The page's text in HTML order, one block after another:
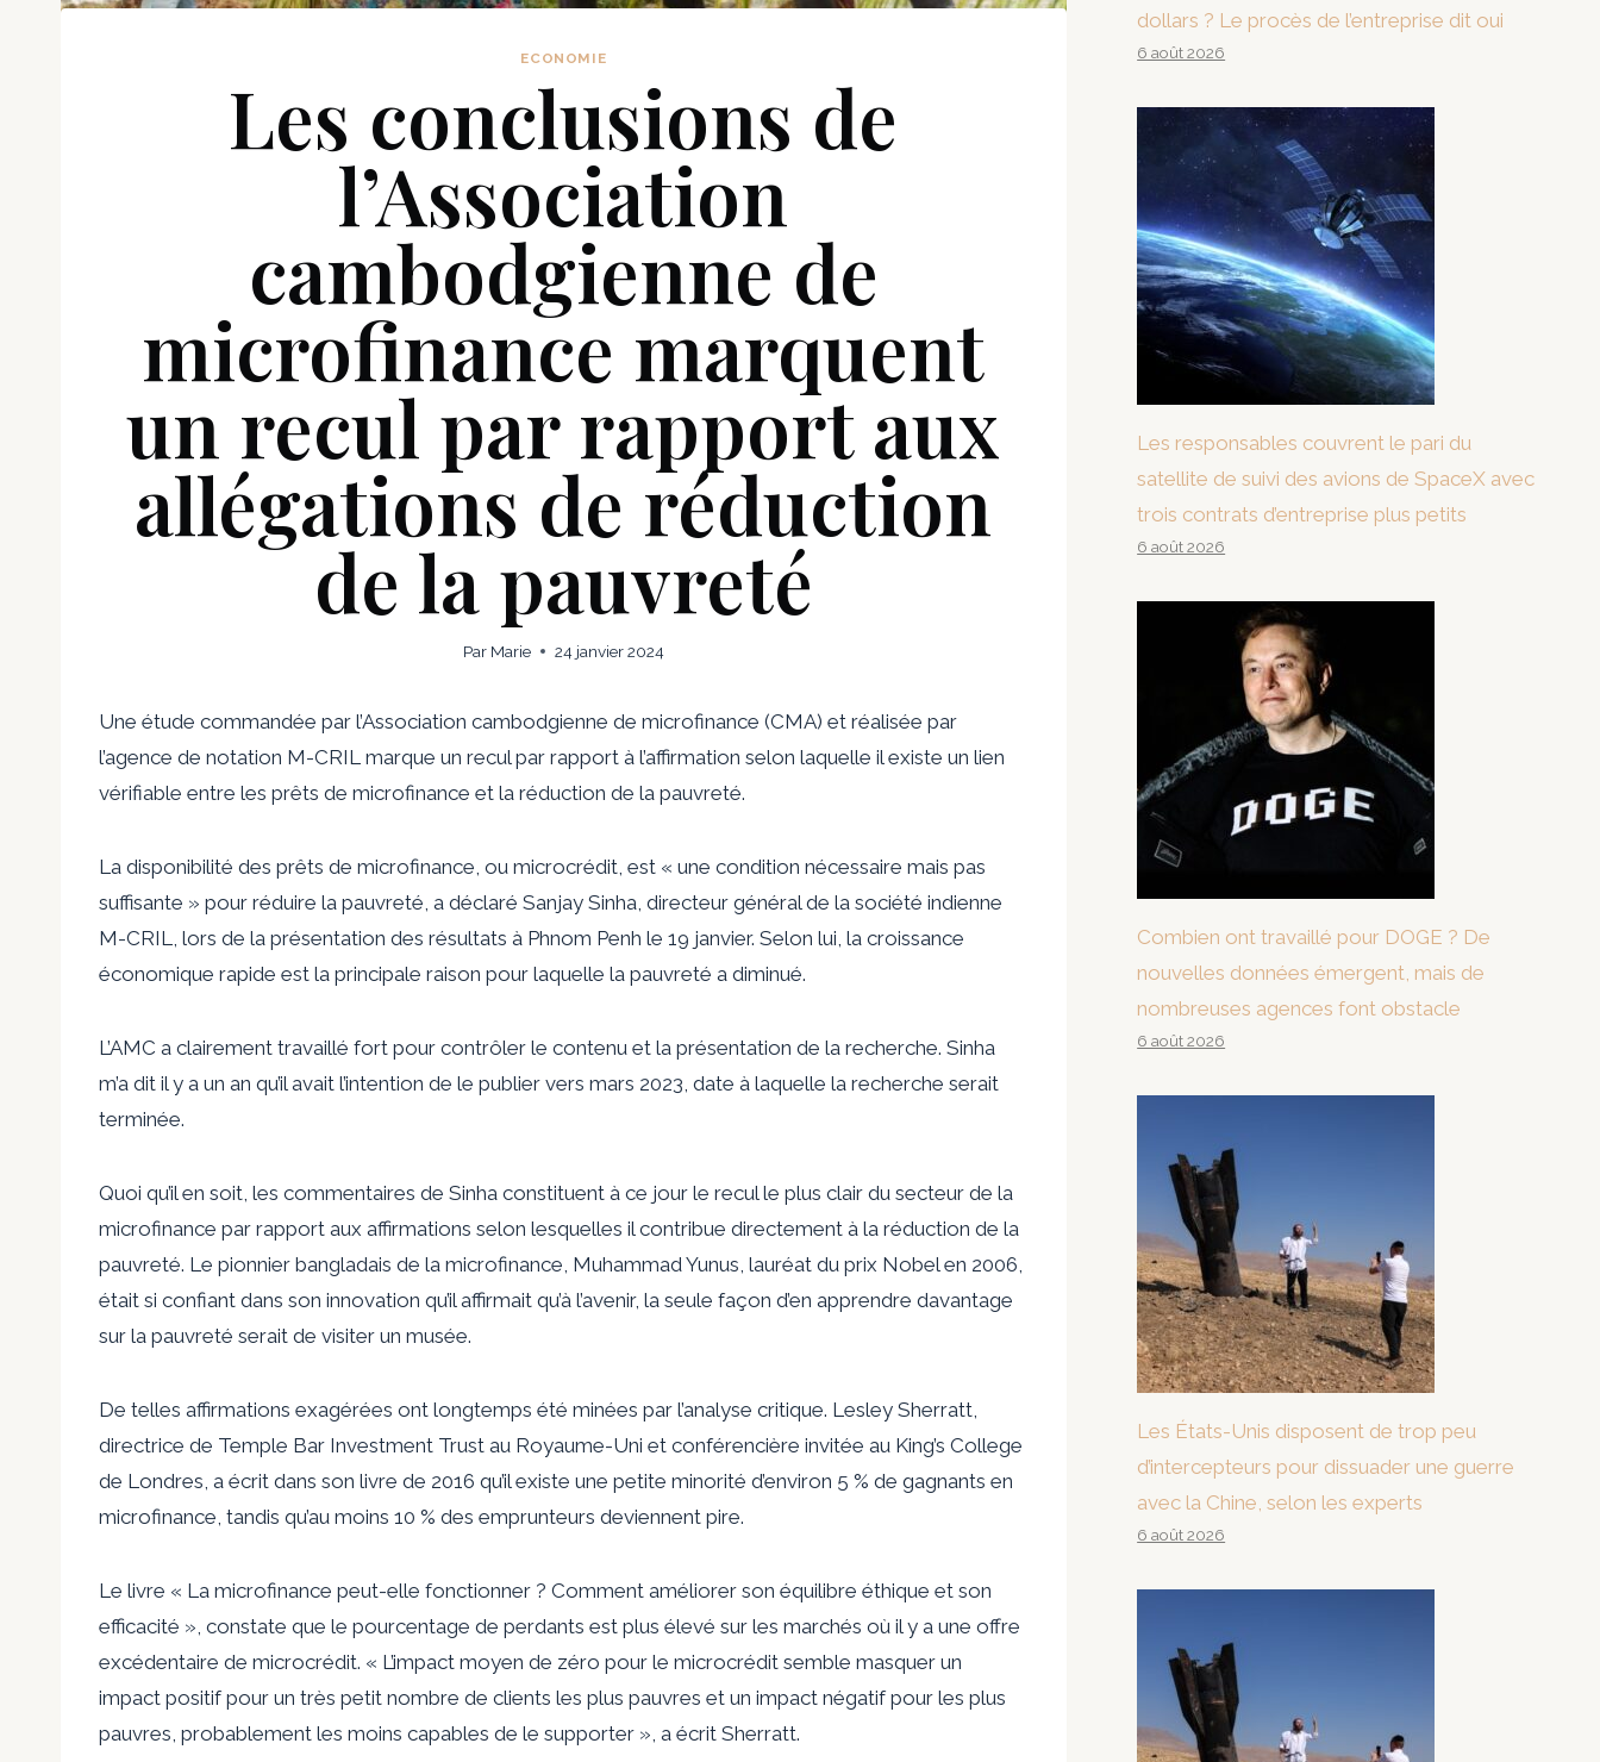
ECONOMIE
Les conclusions de
l’Association
cambodgienne de
microfinance marquent
un recul par rapport aux
allégations de réduction
de la pauvreté
Par Marie 24 janvier 2024
Une étude commandée par l’Association cambodgienne de microfinance (CMA) et réalisée par
l’agence de notation M-CRIL marque un recul par rapport à l’affirmation selon laquelle il existe un lien
vérifiable entre les prêts de microfinance et la réduction de la pauvreté.
La disponibilité des prêts de microfinance, ou microcrédit, est « une condition nécessaire mais pas
suffisante » pour réduire la pauvreté, a déclaré Sanjay Sinha, directeur général de la société indienne
M-CRIL, lors de la présentation des résultats à Phnom Penh le 19 janvier. Selon lui, la croissance
économique rapide est la principale raison pour laquelle la pauvreté a diminué.
L’AMC a clairement travaillé fort pour contrôler le contenu et la présentation de la recherche. Sinha
m’a dit il y a un an qu’il avait l’intention de le publier vers mars 2023, date à laquelle la recherche serait
terminée.
Quoi qu’il en soit, les commentaires de Sinha constituent à ce jour le recul le plus clair du secteur de la
microfinance par rapport aux affirmations selon lesquelles il contribue directement à la réduction de la
pauvreté. Le pionnier bangladais de la microfinance, Muhammad Yunus, lauréat du prix Nobel en 2006,
était si confiant dans son innovation qu’il affirmait qu’à l’avenir, la seule façon d’en apprendre davantage
sur la pauvreté serait de visiter un musée.
De telles affirmations exagérées ont longtemps été minées par l’analyse critique. Lesley Sherratt,
directrice de Temple Bar Investment Trust au Royaume-Uni et conférencière invitée au King’s College
de Londres, a écrit dans son livre de 2016 qu’il existe une petite minorité d’environ 5 % de gagnants en
microfinance, tandis qu’au moins 10 % des emprunteurs deviennent pire.
Le livre « La microfinance peut-elle fonctionner ? Comment améliorer son équilibre éthique et son
efficacité », constate que le pourcentage de perdants est plus élevé sur les marchés où il y a une offre
excédentaire de microcrédit. « L’impact moyen de zéro pour le microcrédit semble masquer un
impact positif pour un très petit nombre de clients les plus pauvres et un impact négatif pour les plus
pauvres, probablement les moins capables de le supporter », a écrit Sherratt.
dollars ? Le procès de l’entreprise dit oui
6 août 2026
Les responsables couvrent le pari du
satellite de suivi des avions de SpaceX avec
trois contrats d’entreprise plus petits
6 août 2026
Combien ont travaillé pour DOGE ? De
nouvelles données émergent, mais de
nombreuses agences font obstacle
6 août 2026
Les États-Unis disposent de trop peu
d’intercepteurs pour dissuader une guerre
avec la Chine, selon les experts
6 août 2026